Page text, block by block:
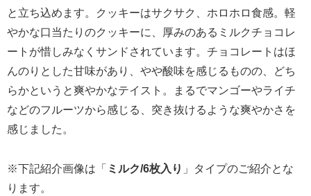
と立ち込めます。クッキーはサクサク、ホロホロ食感。軽
やかな口当たりのクッキーに、厚みのあるミルクチョコレ
ートが惜しみなくサンドされています。チョコレートはほ
んのりとした甘味があり、やや酸味を感じるものの、どち
らかというと爽やかなテイスト。まるでマンゴーやライチ
などのフルーツから感じる、突き抜けるような爽やかさを
感じました。
※下記紹介画像は「 ミルク/6枚入り 」タイプのご紹介とな
ります。